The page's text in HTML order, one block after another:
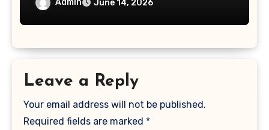
June 14, 2026
Leave a Reply
Your email address will not be published.
Required fields are marked *